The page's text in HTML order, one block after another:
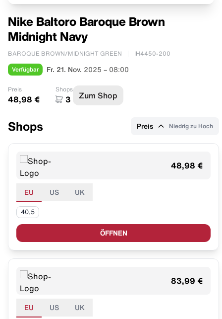
Nike Baltoro Baroque Brown
Midnight Navy
BAROQUE BROWN/MIDNIGHT GREEN IH4450-200
Verfügbar Fr. 21. Nov. 2025 – 08:00
Preis
48,98 €
Shops
3 Zum Shop
Shops Preis Niedrig zu Hoch
48,98 €
EU US UK
40,5
ÖFFNEN
83,99 €
EU US UK